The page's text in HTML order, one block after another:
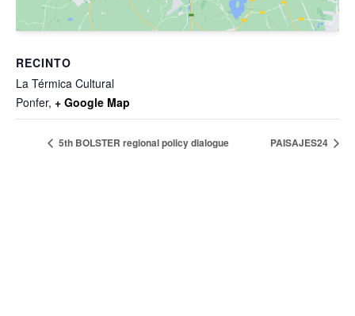
RECINTO
La Térmica Cultural
Ponfer, + Google Map
5th BOLSTER regional policy dialogue PAISAJES24